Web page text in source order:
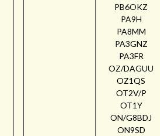
PB6OKZ
PA9H
PA8MM
PA3GNZ
PA3FR
OZ/DAGUU
OZ1QS
OT2V/P
OT1Y
ON/G8BDJ
ON9SD